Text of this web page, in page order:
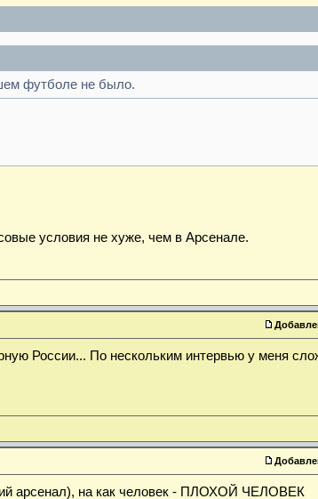
футболе не было.
условия не хуже, чем в Арсенале.
России... По нескольким интервью у меня
арсенал), на как человек - ПЛОХОЙ ЧЕЛОВЕК